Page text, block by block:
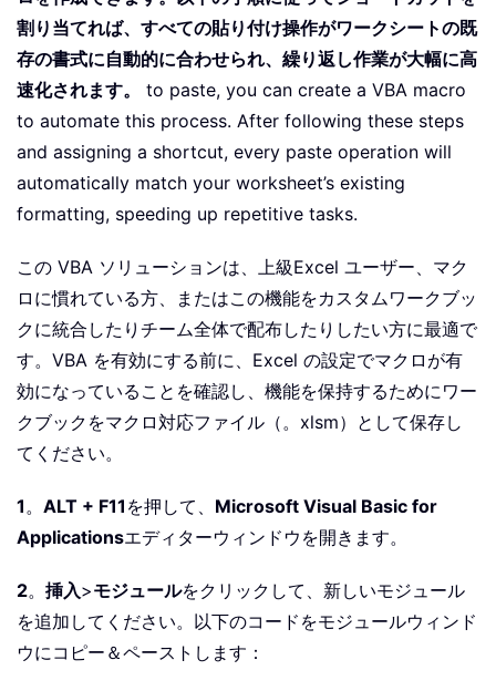
割り当てれば、すべての貼り付け操作がワークシートの既
存の書式に自動的に合わせられ、繰り返し作業が大幅に高
速化されます。
to paste, you can create a VBA macro
to automate this process. After following these steps
and assigning a shortcut, every paste operation will
automatically match your worksheet’s existing
formatting, speeding up repetitive tasks.
この VBA ソリューションは、上級Excel ユーザー、マク
ロに慣れている方、またはこの機能をカスタムワークブッ
クに統合したりチーム全体で配布したりしたい方に最適で
す。VBA を有効にする前に、Excel の設定でマクロが有
効になっていることを確認し、機能を保持するためにワー
クブックをマクロ対応ファイル（。xlsm）として保存し
てください。
1。 ALT + F11 を押して、 Microsoft Visual Basic for
Applicationsエディターウィンドウを開きます。
2。 挿入>モジュールをクリックして、新しいモジュール
を追加してください。以下のコードをモジュールウィンド
ウにコピー＆ペーストします：